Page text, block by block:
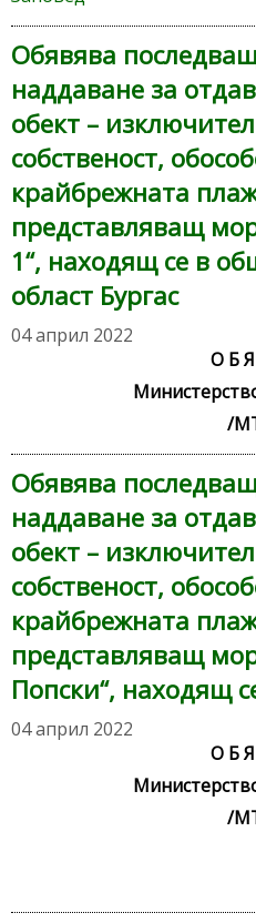
Обявява
наддаване за
обект –
собственост,
крайбрежната
представляващ
1“, находящ се в
област Бургас
04 април 2022
О Б
/
Обявява
наддаване за
обект –
собственост,
крайбрежната
представляващ
Попски“, находящ
04 април 2022
О Б
/